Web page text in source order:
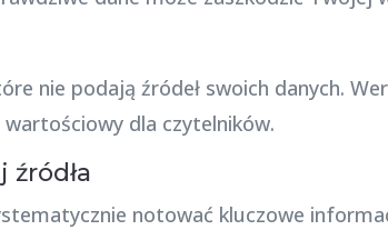
nie podają źródeł swoich danych.
dla czytelników.
notować kluczowe